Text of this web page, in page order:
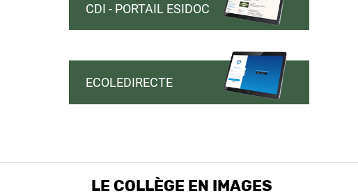
CDI - PORTAIL ESIDOC
ECOLEDIRECTE
LE COLLÈGE EN IMAGES